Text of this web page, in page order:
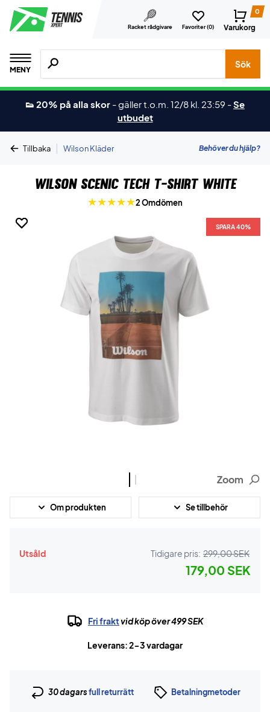
Racket rådgivare Favoriter (0)
0
Varukorg
MENY
Sök efter produkter, märken osv.
Sök
👟 20% på alla skor -gäller t.o.m. 12/8 kl. 23:59 -Se
utbudet
Tillbaka | Wilson Kläder Behöver du hjälp?
Wilson Scenic Tech T-shirt White
2 Omdömen
SPARA 40%
SPARA 40%
Zoom
Om produkten Se tillbehör
Utsåld Tidigare pris: 299,00 SEK
179,00 SEK
Fri fraktvid köp över 499 SEK
Leverans: 2-3 vardagar
30 dagarsfull returrätt Betalningmetoder